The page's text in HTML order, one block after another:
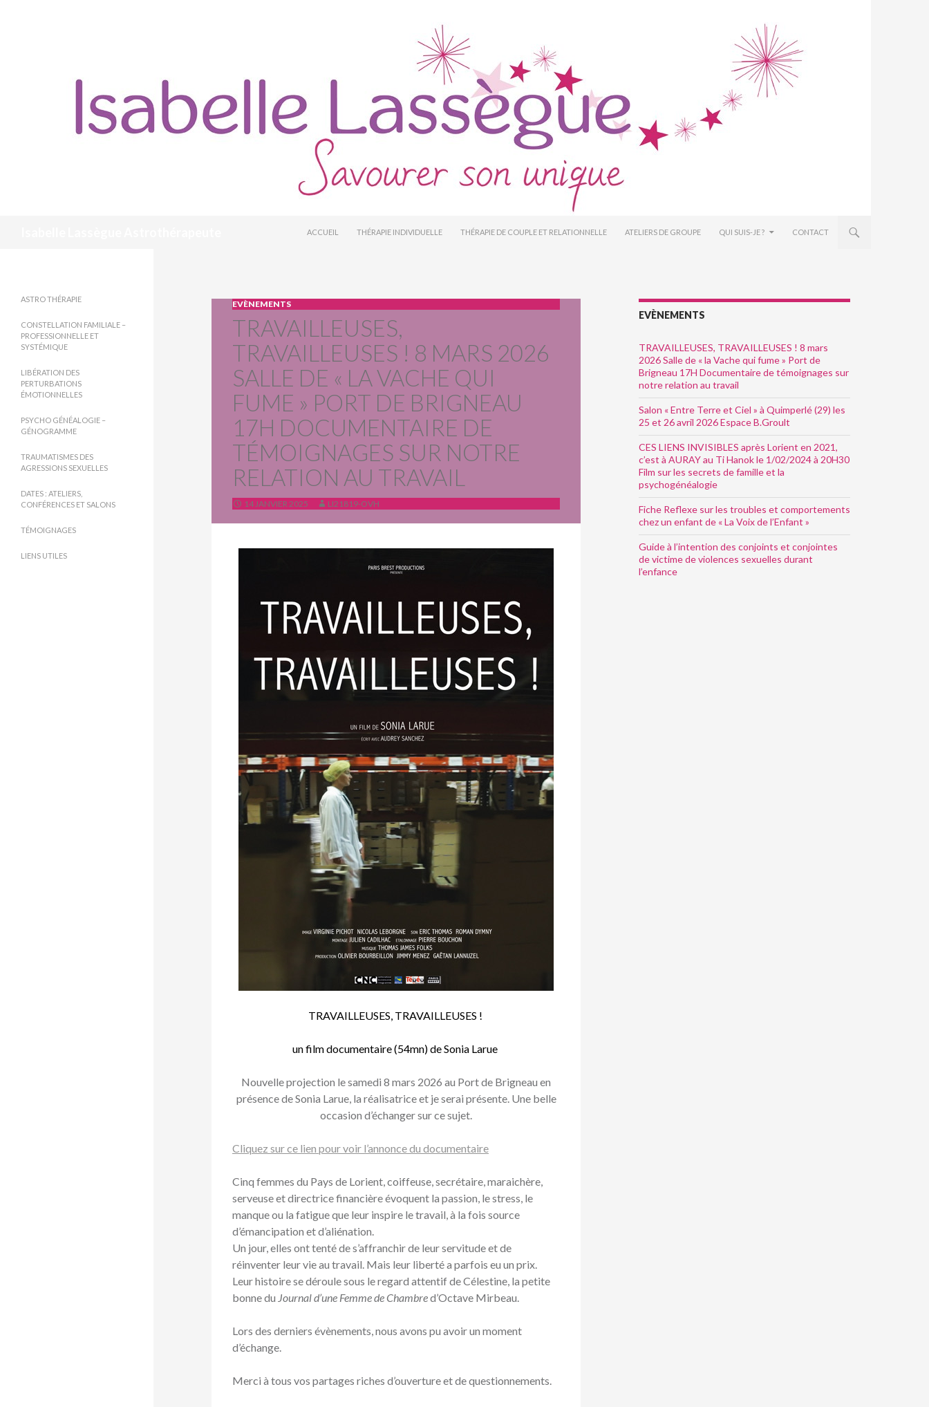
ACCUEIL
THÉRAPIE INDIVIDUELLE THÉRAPIE DE COUPLE ET RELATIONNELLE ATELIERS DE GROUPE QUI SUIS-JE ? CONTACT
EVÈNEMENTS
TRAVAILLEUSES,
TRAVAILLEUSES ! 8 MARS 2026
SALLE DE « LA VACHE QUI
FUME » PORT DE BRIGNEAU
17H DOCUMENTAIRE DE
TÉMOIGNAGES SUR NOTRE
RELATION AU TRAVAIL
14 JANVIER 2025 LI21819-OVH
TRAVAILLEUSES, TRAVAILLEUSES !
un film documentaire (54mn) de Sonia Larue
Nouvelle projection le samedi 8 mars 2026 au Port de Brigneau en
présence de Sonia Larue, la réalisatrice et je serai présente. Une belle
occasion d’échanger sur ce sujet.
Cliquez sur ce lien pour voir l’annonce du documentaire
Cinq femmes du Pays de Lorient, coiffeuse, secrétaire, maraichère,
serveuse et directrice financière évoquent la passion, le stress, le
manque ou la fatigue que leur inspire le travail, à la fois source
d’émancipation et d’aliénation.
Un jour, elles ont tenté de s’affranchir de leur servitude et de
réinventer leur vie au travail. Mais leur liberté a parfois eu un prix.
Leur histoire se déroule sous le regard attentif de Célestine, la petite
bonne du Journal d’une Femme de Chambred’Octave Mirbeau.
Lors des derniers évènements, nous avons pu avoir un moment
d’échange.
Merci à tous vos partages riches d’ouverture et de questionnements.
EVÈNEMENTS
TRAVAILLEUSES, TRAVAILLEUSES ! 8 mars
2026 Salle de « la Vache qui fume » Port de
Brigneau 17H Documentaire de témoignages sur
notre relation au travail
Salon « Entre Terre et Ciel » à Quimperlé (29) les
25 et 26 avril 2026 Espace B.Groult
CES LIENS INVISIBLES après Lorient en 2021,
c’est à AURAY au Ti Hanok le 1/02/2024 à 20H30
Film sur les secrets de famille et la
psychogénéalogie
Fiche Reflexe sur les troubles et comportements
chez un enfant de « La Voix de l’Enfant »
Guide à l’intention des conjoints et conjointes
de victime de violences sexuelles durant
l’enfance
ASTRO THÉRAPIE
CONSTELLATION FAMILIALE –
PROFESSIONNELLE ET
SYSTÉMIQUE
LIBÉRATION DES
PERTURBATIONS
ÉMOTIONNELLES
PSYCHO GÉNÉALOGIE –
GÉNOGRAMME
TRAUMATISMES DES
AGRESSIONS SEXUELLES
DATES : ATELIERS,
CONFÉRENCES ET SALONS
TÉMOIGNAGES
LIENS UTILES